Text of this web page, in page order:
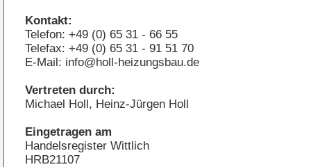
Kontakt:
Telefon: +49 (0) 65 31 - 66 55
Telefax: +49 (0) 65 31 - 91 51 70
E-Mail: info@holl-heizungsbau.de
Vertreten durch:
Michael Holl, Heinz-Jürgen Holl
Eingetragen am
Handelsregister Wittlich
HRB21107